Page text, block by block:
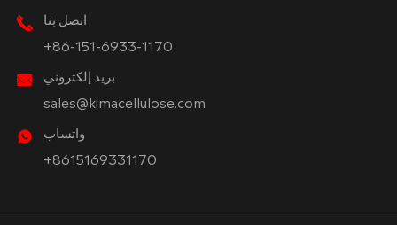
اتصل بنا
+86-151-6933-1170
بريد إلكتروني
sales@kimacellulose.com
واتساب
+8615169331170